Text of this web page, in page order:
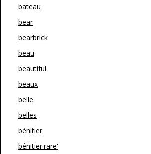
bateau
bear
bearbrick
beau
beautiful
beaux
belle
belles
bénitier
bénitier'rare'